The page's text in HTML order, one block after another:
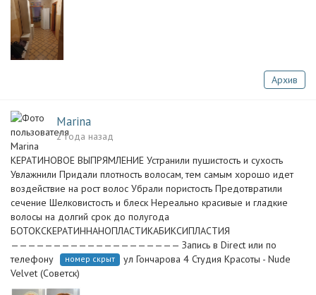
Архив
Marina
2 года назад
КЕРАТИНОВОЕ ВЫПРЯМЛЕНИЕ Устранили пушистость и сухость
Увлажнили Придали плотность волосам, тем самым хорошо идет
воздействие на рост волос Убрали пористость Предотвратили
сечение Шелковистость и блеск Нереально красивые и гладкие
волосы на долгий срок до полугода
БОТОКСКЕРАТИННАНОПЛАСТИКАБИКСИПЛАСТИЯ
———————————————————— Запись в Direct или по
телефону
номер скрыт
ул Гончарова 4 Студия Красоты - Nude
Velvet (Советск)